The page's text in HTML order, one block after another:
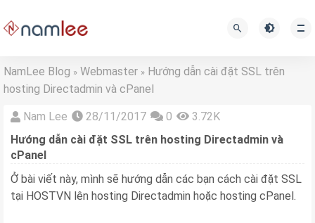
NamLee Blog » Webmaster » Hướng dẫn cài đặt SSL trên
hosting Directadmin và cPanel
Nam Lee 28/11/2017 0
3.72K
Hướng dẫn cài đặt SSL trên hosting Directadmin và
cPanel
Ở bài viết này, mình sẽ hướng dẫn các bạn cách cài đặt SSL
tại HOSTVN lên hosting Directadmin hoặc hosting cPanel.